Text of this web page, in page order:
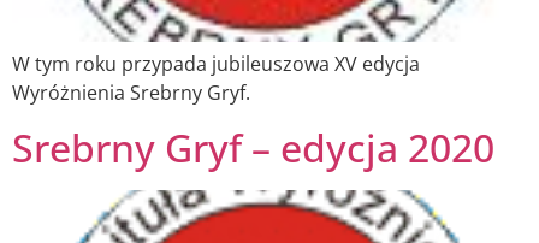
W tym roku przypada jubileuszowa XV edycja
Wyróżnienia Srebrny Gryf.
Srebrny Gryf – edycja 2020